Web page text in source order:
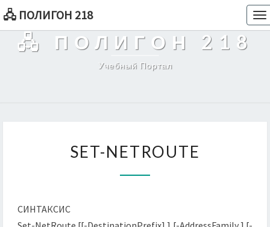
🖧 ПОЛИГОН 218
🖧 ПОЛИГОН 218
Учебный Портал
NETROUTE
SET-NETROUTE
СИНТАКСИС